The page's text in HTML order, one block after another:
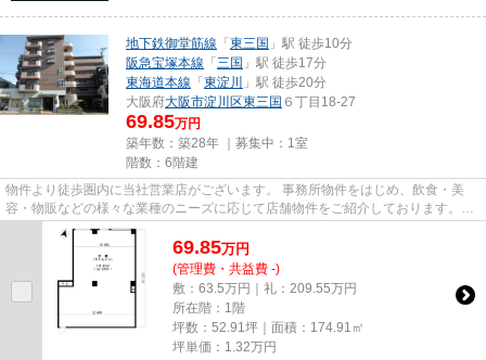
地下鉄御堂筋線 「東三国 」駅 徒歩10分
阪急宝塚本線 「三国 」駅 徒歩17分
東海道本線 「東淀川
」駅 徒歩20分
大阪府大阪市淀川区東三国 ６丁目18-27
69.85万円
築年数：築28年 ｜募集中： 1室
階数：6階建
物件より徒歩圏内に当社営業店がございます。 事務所物件をはじめ、飲食・美
容・物販などの様々な業種のニーズに応じて店舗物件をご紹介しております。
尚、弊社ではおとり広告は一切...
69.85万円
(管理費・共益費 -)
敷：63.5万円｜礼：209.55万円
所在階：1階
坪数：52.91坪｜面積：174.91㎡
坪単価： 1.32万円